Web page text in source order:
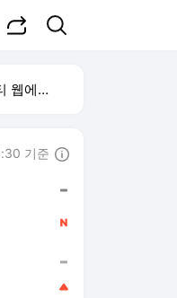
보기
기준